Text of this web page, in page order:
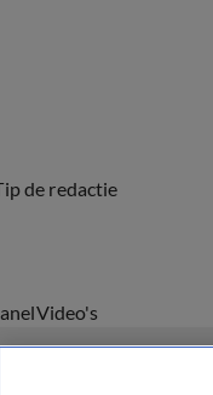
de redactie
Video's